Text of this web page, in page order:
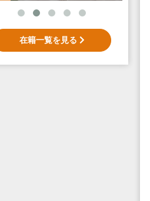
在籍一覧を見る